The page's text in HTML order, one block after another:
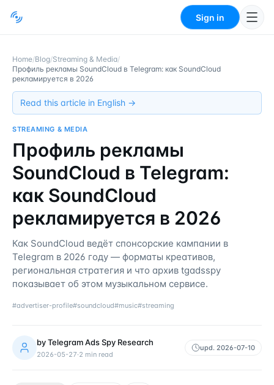
Sign in
Home/Blog/Streaming & Media/
Профиль рекламы SoundCloud в Telegram: как SoundCloud
рекламируется в 2026
Read this article in English →
STREAMING & MEDIA
Профиль рекламы
SoundCloud в Telegram:
как SoundCloud
рекламируется в 2026
Как SoundCloud ведёт спонсорские кампании в
Telegram в 2026 году — форматы креативов,
региональная стратегия и что архив tgadsspy
показывает об этом музыкальном сервисе.
#advertiser-profile#soundcloud#music#streaming
byTelegram Ads Spy Research
2026-05-27·2 min read
upd. 2026-07-10